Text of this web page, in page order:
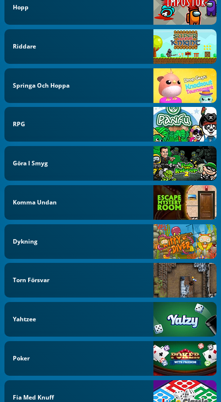
Hopp
Riddare
Springa Och Hoppa
RPG
Göra I Smyg
Komma Undan
Dykning
Torn Försvar
Yahtzee
Poker
Fia Med Knuff